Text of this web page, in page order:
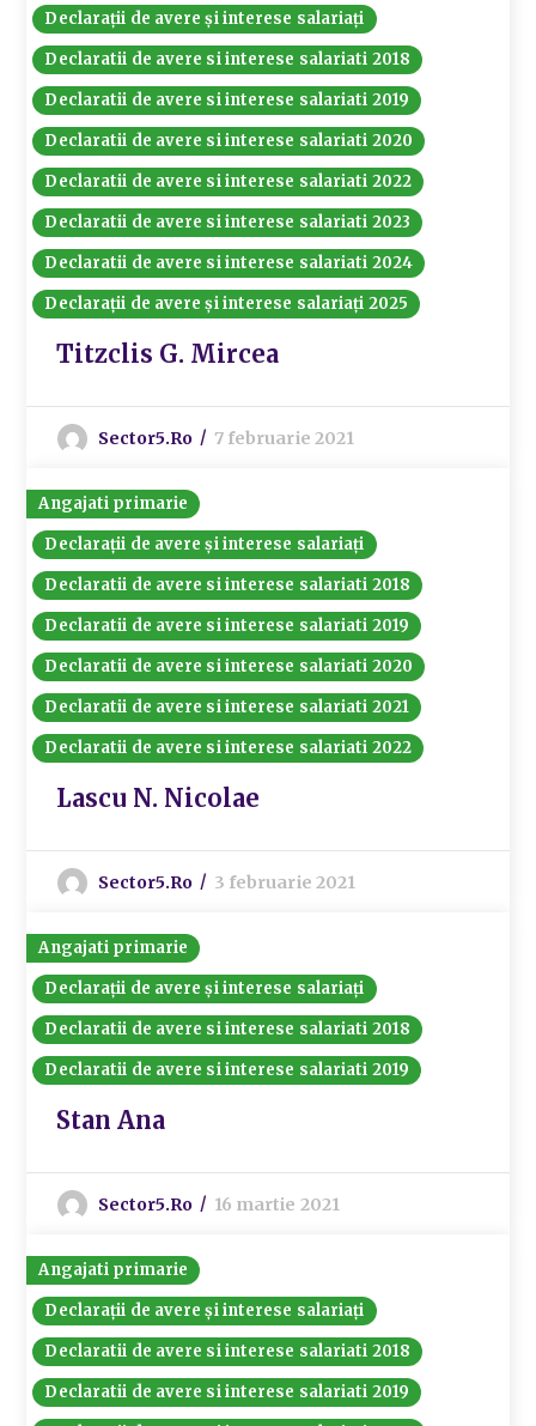
Declarații de avere și interese salariați
Declaratii de avere si interese salariati 2018
Declaratii de avere si interese salariati 2019
Declaratii de avere si interese salariati 2020
Declaratii de avere si interese salariati 2022
Declaratii de avere si interese salariati 2023
Declaratii de avere si interese salariati 2024
Declarații de avere și interese salariați 2025
Titzclis G. Mircea
Sector5.ro 7 februarie 2021
Angajati primarie
Declarații de avere și interese salariați
Declaratii de avere si interese salariati 2018
Declaratii de avere si interese salariati 2019
Declaratii de avere si interese salariati 2020
Declaratii de avere si interese salariati 2021
Declaratii de avere si interese salariati 2022
Lascu N. Nicolae
Sector5.ro 3 februarie 2021
Angajati primarie
Declarații de avere și interese salariați
Declaratii de avere si interese salariati 2018
Declaratii de avere si interese salariati 2019
Stan Ana
Sector5.ro 16 martie 2021
Angajati primarie
Declarații de avere și interese salariați
Declaratii de avere si interese salariati 2018
Declaratii de avere si interese salariati 2019